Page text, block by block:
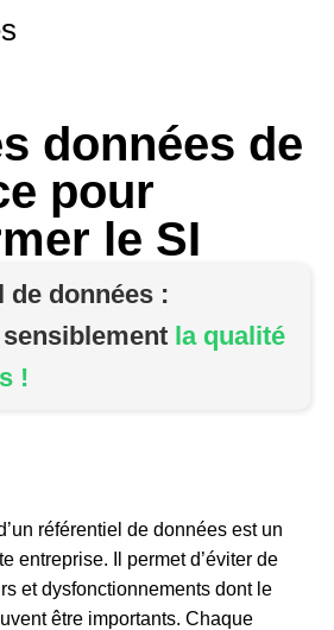
données de
pour
le SI
de données :
la qualité
!
référentiel de données est un
entreprise. Il permet d’éviter de
et dysfonctionnements dont le
être importants. Chaque